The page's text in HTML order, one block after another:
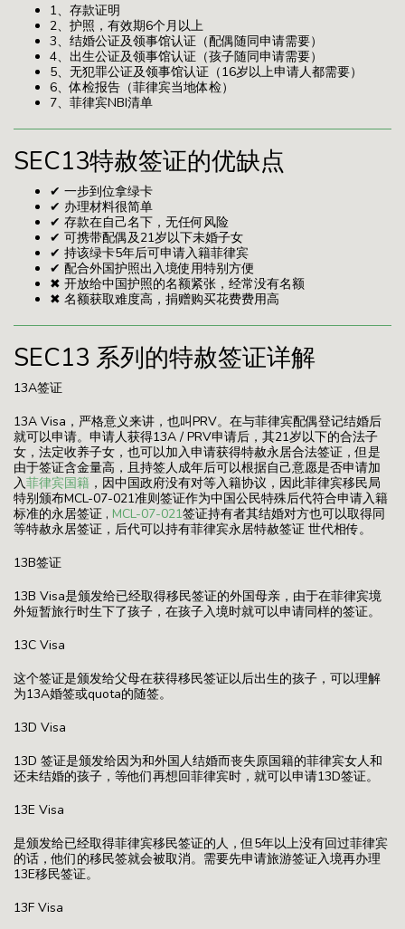
1、存款证明
2、护照，有效期6个月以上
3、结婚公证及领事馆认证（配偶随同申请需要）
4、出生公证及领事馆认证（孩子随同申请需要）
5、无犯罪公证及领事馆认证（16岁以上申请人都需要）
6、体检报告（菲律宾当地体检）
7、菲律宾NBI清单
SEC13特赦签证的优缺点
✔ 一步到位拿绿卡
✔ 办理材料很简单
✔ 存款在自己名下，无任何风险
✔ 可携带配偶及21岁以下未婚子女
✔ 持该绿卡5年后可申请入籍菲律宾
✔ 配合外国护照出入境使用特别方便
✖ 开放给中国护照的名额紧张，经常没有名额
✖ 名额获取难度高，捐赠购买花费费用高
SEC13 系列的特赦签证详解
13A签证
13A Visa，严格意义来讲，也叫PRV。在与菲律宾配偶登记结婚后
就可以申请。申请人获得13A / PRV申请后，其21岁以下的合法子
女，法定收养子女，也可以加入申请获得特赦永居合法签证，但是
由于签证含金量高，且持签人成年后可以根据自己意愿是否申请加
入菲律宾国籍 ，因中国政府没有对等入籍协议，因此菲律宾移民局
特别颁布MCL-07-021准则签证作为中国公民特殊后代符合申请入籍
标准的永居签证 , MCL-07-021签证持有者其结婚对方也可以取得同
等特赦永居签证，后代可以持有菲律宾永居特赦签证 世代相传。
13B签证
13B Visa是颁发给已经取得移民签证的外国母亲，由于在菲律宾境
外短暂旅行时生下了孩子，在孩子入境时就可以申请同样的签证。
13C Visa
这个签证是颁发给父母在获得移民签证以后出生的孩子，可以理解
为13A婚签或quota的随签。
13D Visa
13D 签证是颁发给因为和外国人结婚而丧失原国籍的菲律宾女人和
还未结婚的孩子，等他们再想回菲律宾时，就可以申请13D签证。
13E Visa
是颁发给已经取得菲律宾移民签证的人，但5年以上没有回过菲律宾
的话，他们的移民签就会被取消。需要先申请旅游签证入境再办理
13E移民签证。
13F Visa